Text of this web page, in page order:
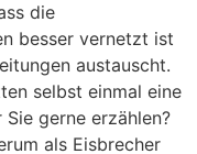
die
besser vernetzt ist
austauscht.
selbst einmal eine
gerne erzählen?
als Eisbrecher